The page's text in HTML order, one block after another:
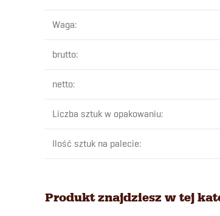
Waga:
brutto:
netto:
Liczba sztuk w opakowaniu:
Ilość sztuk na palecie:
Produkt znajdziesz w tej